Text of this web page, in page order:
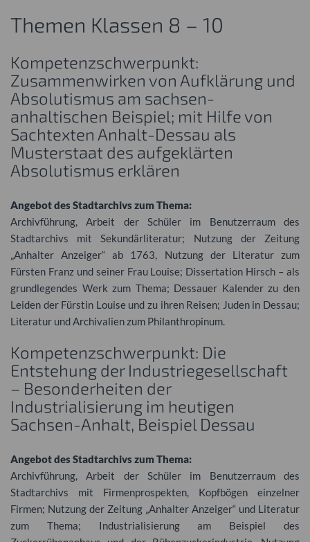
Themen Klassen 8 – 10
Kompetenzschwerpunkt:
Zusammenwirken von Aufklärung und
Absolutismus am sachsen-
anhaltischen Beispiel; mit Hilfe von
Sachtexten Anhalt-Dessau als
Musterstaat des aufgeklärten
Absolutismus erklären
Angebot des Stadtarchivs zum Thema:
Archivführung, Arbeit der Schüler im Benutzerraum des
Stadtarchivs mit Sekundärliteratur; Nutzung der Zeitung
„Anhalter Anzeiger“ ab 1763, Nutzung der Literatur zum
Fürsten Franz und seiner Frau Louise; Dissertation Hirsch – als
grundlegendes Werk zum Thema; Dessauer Kalender zu den
Leiden der Fürstin Louise und zu ihren Reisen; Juden in Dessau;
Literatur und Archivalien zum Philanthropinum.
Kompetenzschwerpunkt: Die
Entstehung der Industriegesellschaft
– Besonderheiten der
Industrialisierung im heutigen
Sachsen-Anhalt, Beispiel Dessau
Angebot des Stadtarchivs zum Thema:
Archivführung, Arbeit der Schüler im Benutzerraum des
Stadtarchivs mit Firmenprospekten, Kopfbögen einzelner
Firmen; Nutzung der Zeitung „Anhalter Anzeiger“ und Literatur
zum Thema; Industrialisierung am Beispiel des